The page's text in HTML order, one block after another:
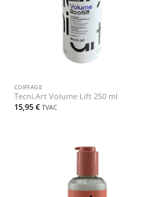
COIFFAGE
Tecni.Art Volume Lift 250 ml
15,95 € TVAC